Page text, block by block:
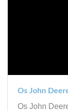
Os John
Os John